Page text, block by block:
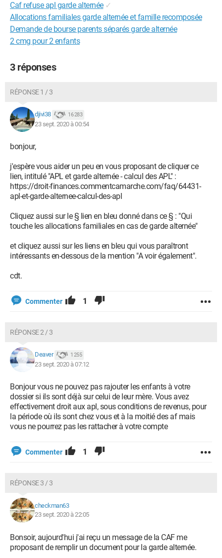
Caf refuse apl garde alternée ✓
Allocations familiales garde alternée et famille recomposée
Demande de bourse parents séparés garde alternée
2 cmg pour 2 enfants
3 réponses
RÉPONSE 1 / 3
djivi38 16 283
23 sept. 2020 à 00:54
bonjour,
j'espère vous aider un peu en vous proposant de cliquer ce
lien, intitulé "APL et garde alternée - calcul des APL" :
https://droit-finances.commentcamarche.com/faq/64431-
apl-et-garde-alternee-calcul-des-apl
Cliquez aussi sur le § lien en bleu donné dans ce § : "Qui
touche les allocations familiales en cas de garde alternée"
et cliquez aussi sur les liens en bleu qui vous paraîtront
intéressants en-dessous de la mention "A voir également".
cdt.
Commenter 1
RÉPONSE 2 / 3
Deaver 1 255
23 sept. 2020 à 07:12
Bonjour vous ne pouvez pas rajouter les enfants à votre
dossier si ils sont déjà sur celui de leur mère. Vous avez
effectivement droit aux apl, sous conditions de revenus, pour
la période où ils sont chez vous et à la moitié des af mais
vous ne pourrez pas les rattacher à votre compte
Commenter 1
RÉPONSE 3 / 3
checkman63
23 sept. 2020 à 22:05
Bonsoir, aujourd'hui j'ai reçu un message de la CAF me
proposant de remplir un document pour la garde alternée.